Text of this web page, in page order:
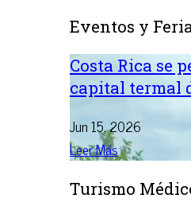
Eventos y
Costa Rica se
capital termal
Jun 15, 2026
Leer Más
Turismo